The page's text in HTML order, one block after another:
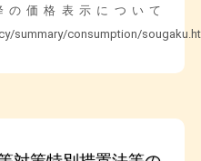
価格表示について
summary/consumption/